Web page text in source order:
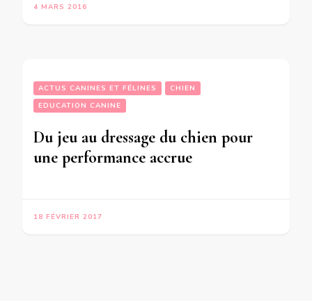
4 MARS 2016
ACTUS CANINES ET FÉLINES
CHIEN
EDUCATION CANINE
Du jeu au dressage du chien pour
une performance accrue
18 FÉVRIER 2017